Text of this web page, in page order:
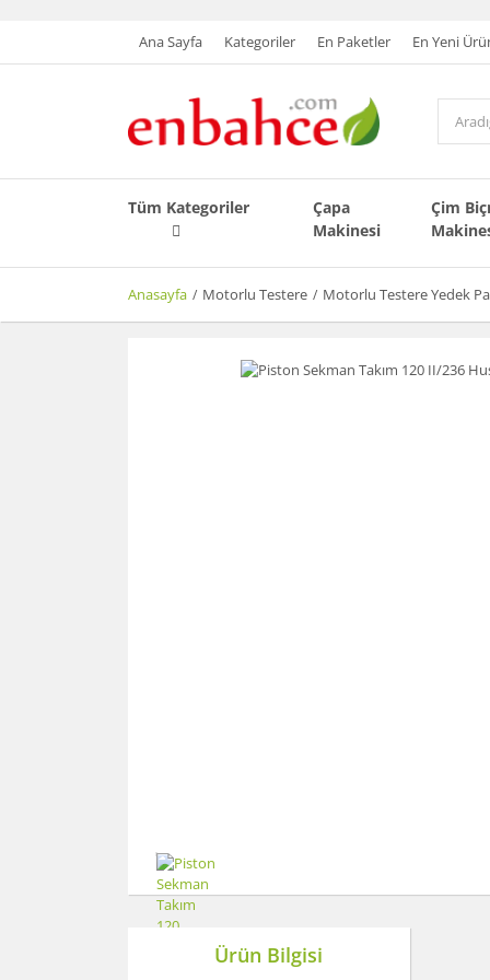
Ana Sayfa Kategoriler En Paketler En Yeni
Tüm Kategoriler
Çapa
Makinesi
Çim
Anasayfa Motorlu Testere Motorlu Testere Yedek
Ürün Bilgisi